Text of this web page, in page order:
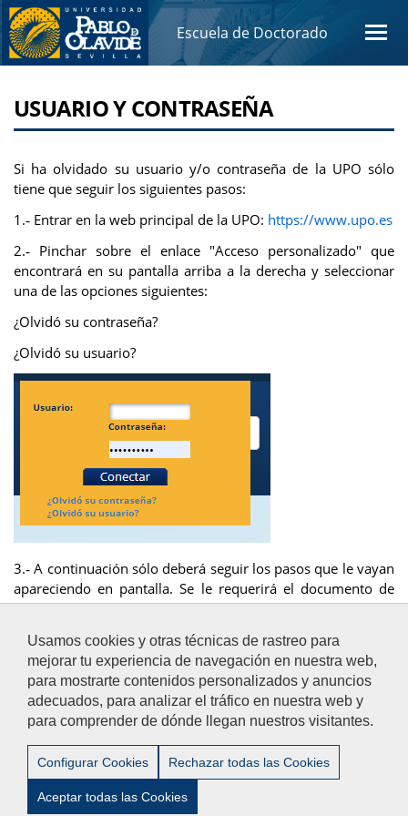
Usamos cookies y otras técnicas de rastreo para
mejorar tu experiencia de navegación en nuestra web,
para mostrarte contenidos personalizados y anuncios
adecuados, para analizar el tráfico en nuestra web y
para comprender de dónde llegan nuestros visitantes.
Configurar Cookies Rechazar todas las Cookies
Aceptar todas las Cookies
Escuela de Doctorado
USUARIO Y CONTRASEÑA
Si ha olvidado su usuario y/o contraseña de la UPO sólo
tiene que seguir los siguientes pasos:
1.‐ Entrar en la web principal de la UPO: https://www.upo.es
2.‐ Pinchar sobre el enlace "Acceso personalizado" que
encontrará en su pantalla arriba a la derecha y seleccionar
una de las opciones siguientes:
¿Olvidó su contraseña?
¿Olvidó su usuario?
3.‐ A continuación sólo deberá seguir los pasos que le vayan
apareciendo en pantalla. Se le requerirá el documento de
identidad con el que se registró en nuestro sistema, así
contacto.
Aviso Legal / Privacidad / Accesibilidad / Contacto
© 2012-2024 Universidad Pablo de Olavide - Escuela de